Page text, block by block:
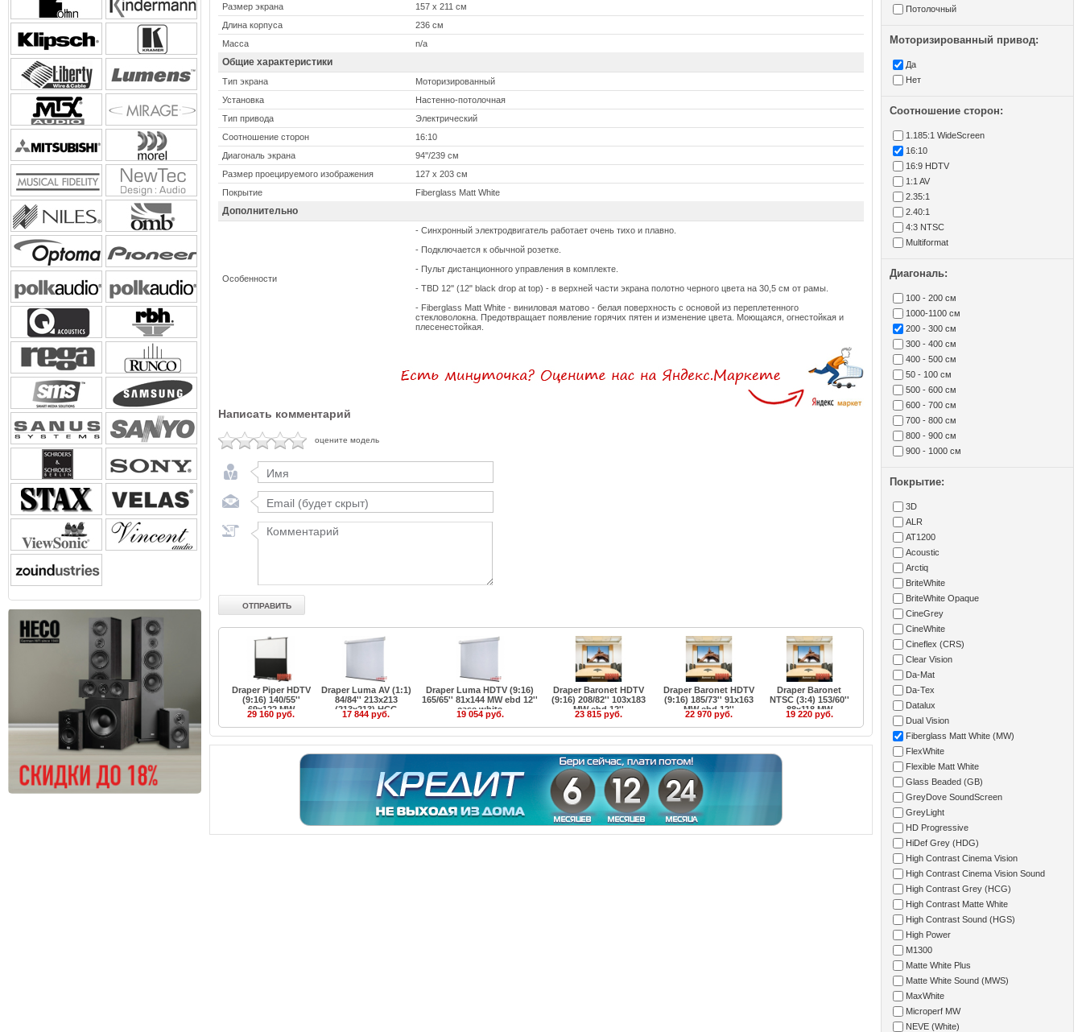
Размер экрана
157 x 211 см
Длина корпуса
236 см
Масса
n/a
Общие характеристики
Тип экрана
Моторизированный
Установка
Настенно-потолочная
Тип привода
Электрический
Соотношение сторон
16:10
Диагональ экрана
94''/239 см
Размер проецируемого изображения
127 x 203 см
Покрытие
Fiberglass Matt White
Дополнительно
Особенности
- Синхронный электродвигатель работает очень тихо и плавно.
- Подключается к обычной розетке.
- Пульт дистанционного управления в комплекте.
- TBD 12'' (12" black drop at top) - в верхней части экрана полотно черного цвета на 30,5 см от рамы.
- Fiberglass Matt White - виниловая матово - белая поверхность с основой из переплетенного
стекловолокна. Предотвращает появление горячих пятен и изменение цвета. Моющаяся, огнестойкая и
плесенестойкая.
Написать комментарий
оцените модель
Draper Piper HDTV
(9:16) 140/55''
69x122 MW
29 160 руб.
Draper Luma AV (1:1)
84/84'' 213x213
(213x213) HCG
17 844 руб.
Draper Luma HDTV (9:16)
165/65'' 81x144 MW ebd 12''
case white
19 054 руб.
Draper Baronet HDTV
(9:16) 208/82'' 103x183
MW ebd 12''
23 815 руб.
Draper Baronet HDTV
(9:16) 185/73'' 91x163
MW ebd 12''
22 970 руб.
Draper Baronet
NTSC (3:4) 153/60''
88x118 MW
19 220 руб.
Потолочный
Моторизированный привод:
Да
Нет
Соотношение сторон:
1.185:1 WideScreen
16:10
16:9 HDTV
1:1 AV
2.35:1
2.40:1
4:3 NTSC
Multiformat
Диагональ:
100 - 200 см
1000-1100 см
200 - 300 см
300 - 400 см
400 - 500 см
50 - 100 см
500 - 600 см
600 - 700 см
700 - 800 см
800 - 900 см
900 - 1000 см
Покрытие:
3D
ALR
AT1200
Acoustic
Arctiq
BriteWhite
BriteWhite Opaque
CineGrey
CineWhite
Cineflex (CRS)
Clear Vision
Da-Mat
Da-Tex
Datalux
Dual Vision
Fiberglass Matt White (MW)
FlexWhite
Flexible Matt White
Glass Beaded (GB)
GreyDove SoundScreen
GreyLight
HD Progressive
HiDef Grey (HDG)
High Contrast Cinema Vision
High Contrast Cinema Vision Sound
High Contrast Grey (HCG)
High Contrast Matte White
High Contrast Sound (HGS)
High Power
M1300
Matte White Plus
Matte White Sound (MWS)
MaxWhite
Microperf MW
NEVE (White)